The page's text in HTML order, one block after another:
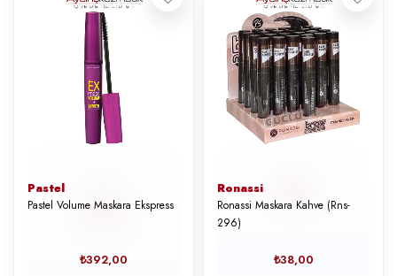
Pastel
Pastel Volume Maskara Ekspress
₺392,00
Ronassi
Ronassi Maskara Kahve (Rns-
296)
₺38,00